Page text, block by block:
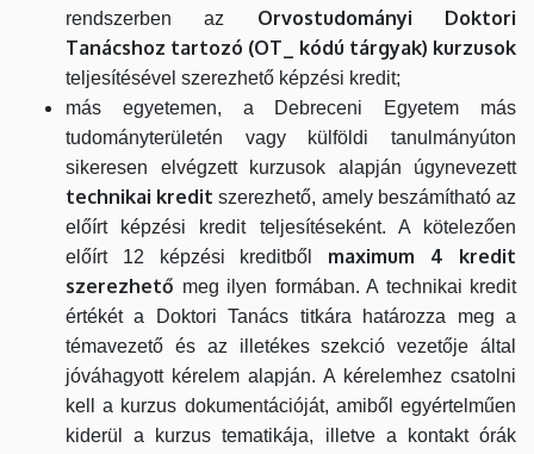
rendszerben az Orvostudományi Doktori
Tanácshoz tartozó (OT_ kódú tárgyak) kurzusok
teljesítésével szerezhető képzési kredit;
más egyetemen, a Debreceni Egyetem más
tudományterületén vagy külföldi tanulmányúton
sikeresen elvégzett kurzusok alapján úgynevezett
technikai kreditszerezhető, amely beszámítható az
előírt képzési kredit teljesítéseként. A kötelezően
előírt 12 képzési kreditből maximum 4 kredit
szerezhető meg ilyen formában. A technikai kredit
értékét a Doktori Tanács titkára határozza meg a
témavezető és az illetékes szekció vezetője által
jóváhagyott kérelem alapján. A kérelemhez csatolni
kell a kurzus dokumentációját, amiből egyértelműen
kiderül a kurzus tematikája, illetve a kontakt órák